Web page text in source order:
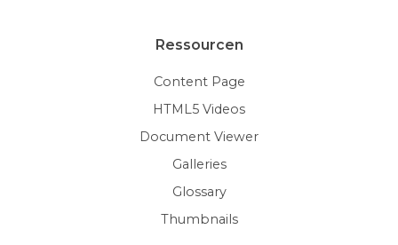
Ressourcen
Content Page
HTML5 Videos
Document Viewer
Galleries
Glossary
Thumbnails